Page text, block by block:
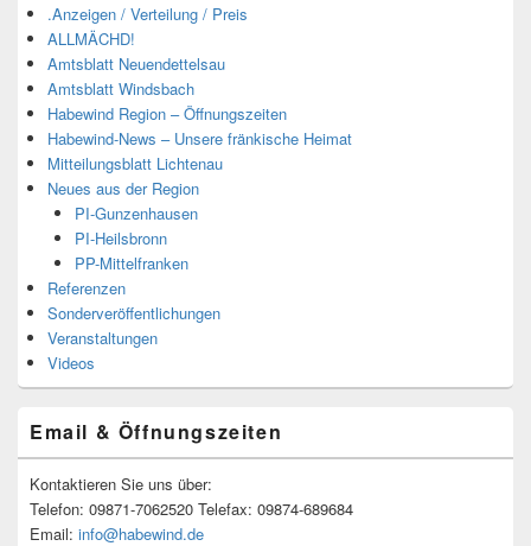
.Anzeigen / Verteilung / Preis
ALLMÄCHD!
Amtsblatt Neuendettelsau
Amtsblatt Windsbach
Habewind Region – Öffnungszeiten
Habewind-News – Unsere fränkische Heimat
Mitteilungsblatt Lichtenau
Neues aus der Region
PI-Gunzenhausen
PI-Heilsbronn
PP-Mittelfranken
Referenzen
Sonderveröffentlichungen
Veranstaltungen
Videos
Email & Öffnungszeiten
Kontaktieren Sie uns über:
Telefon: 09871-7062520 Telefax: 09874-689684
Email: info@habewind.de